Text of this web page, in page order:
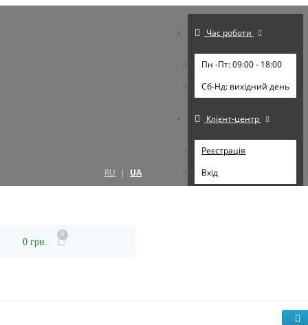
RU | UA
Час роботи
Пн -Пт: 09:00 - 18:00
Cб-Нд: вихідний день
Клієнт-центр
Реєстрація
Вхід
0 грн.
0